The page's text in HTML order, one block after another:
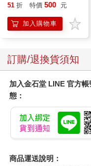
51 折 特價 500 元
加入購物車
訂購/退換貨須知
加入金石堂 LINE 官方
態：
商品運送說明：